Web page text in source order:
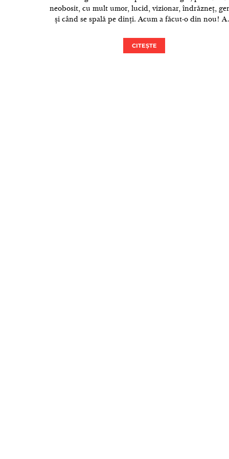
neobosit, cu mult umor, lucid, vizionar, îndrăzneț,
și când se spală pe dinți. Acum a făcut-o din nou!
CITEȘTE